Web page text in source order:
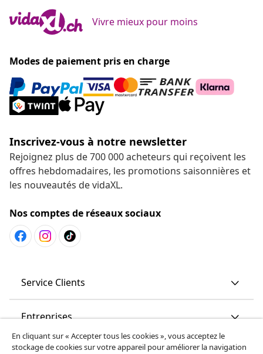
Vivre mieux pour moins
Modes de paiement pris en charge
Inscrivez-vous à notre newsletter
Rejoignez plus de 700 000 acheteurs qui reçoivent les
offres hebdomadaires, les promotions saisonnières et
les nouveautés de vidaXL.
Nos comptes de réseaux sociaux
Service Clients
Entreprises
vidaXL
En cliquant sur « Accepter tous les cookies », vous acceptez le
stockage de cookies sur votre appareil pour améliorer la navigation